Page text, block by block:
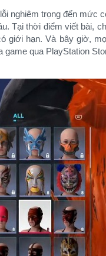
nghiêm trọng đến mức
Tại thời điểm viết bài,
giới hạn. Và bây giờ,
game qua PlayStation